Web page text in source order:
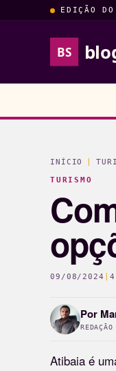
EDIÇÃO
BS
INÍCIO
TURISMO
09/08/2024
Por
Atibaia é